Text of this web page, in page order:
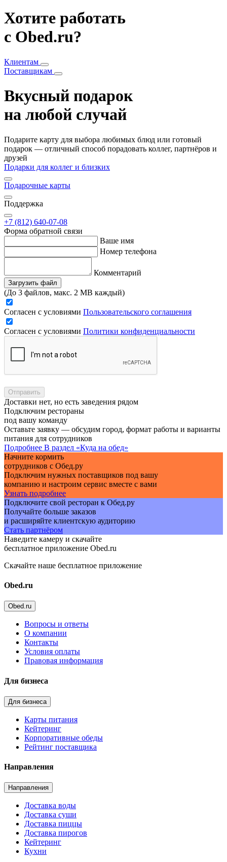
Хотите работать
с Obed.ru?
Клиентам
Поставщикам
Вкусный подарок
на любой случай
Подарите карту для выбора любимых блюд или готовый
подарок — отличный способ порадовать коллег, партнёров и
друзей
Подарки для коллег и близких
Подарочные карты
Поддержка
+7 (812) 640-07-08
Форма обратной связи
Ваше имя
Номер телефона
Комментарий
Загрузить файл
(До 3 файлов, макс. 2 MB каждый)
Согласен с условиями Пользовательского соглашения
Согласен с условиями Политики конфиденциальности
Отправить
Доставки нет, но есть заведения рядом
Подключим рестораны
под вашу команду
Оставьте заявку — обсудим город, формат работы и варианты
питания для сотрудников
Подробнее В раздел «Куда на обед»
Начните кормить
сотрудников с Обед.ру
Подключим нужных поставщиков под вашу
компанию и настроим сервис вместе с вами
Узнать подробнее
Подключите свой ресторан к Обед.ру
Получайте больше заказов
и расширяйте клиентскую аудиторию
Стать партнёром
Наведите камеру и скачайте
бесплатное приложение Obed.ru
Скачайте наше бесплатное приложение
Obed.ru
Obed.ru
Вопросы и ответы
О компании
Контакты
Условия оплаты
Правовая информация
Для бизнеса
Для бизнеса
Карты питания
Кейтеринг
Корпоративные обеды
Рейтинг поставщика
Направления
Направления
Доставка воды
Доставка суши
Доставка пиццы
Доставка пирогов
Кейтеринг
Кухни